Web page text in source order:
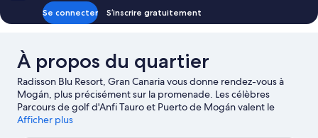
(2
Se connecter S’inscrire gratuitement
À propos du quartier
Radisson Blu Resort, Gran Canaria vous donne rendez-vous à
Mogán, plus précisément sur la promenade. Les célèbres
Parcours de golf d'Anfi Tauro et Puerto de Mogán valent le
détour si un minimum d'action est à l'ordre du jour. L'aventure,
Afficher plus